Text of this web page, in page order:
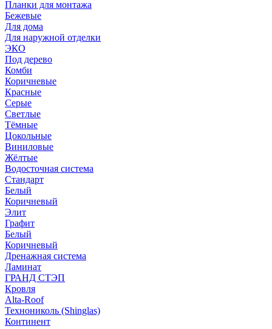
Планки для монтажа
Бежевые
Для дома
Для наружной отделки
ЭКO
Под дерево
Комби
Коричневые
Красные
Серые
Светлые
Тёмные
Цокольные
Виниловые
Жёлтые
Водосточная система
Стандарт
Белый
Коричневый
Элит
Графит
Белый
Коричневый
Дренажная система
Ламинат
ГРАНД СТЭП
Кровля
Alta-Roof
Технониколь (Shinglas)
Континент